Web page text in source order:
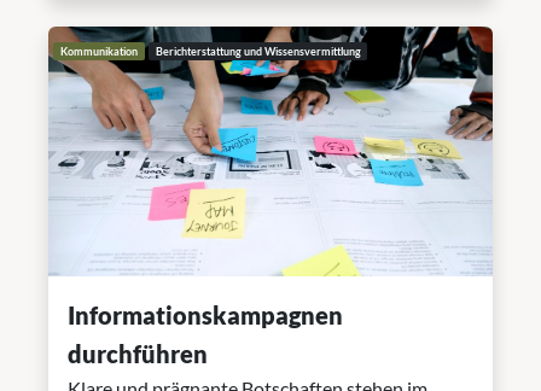
Kommunikation Berichterstattung und Wissensvermittlung
Informationskampagnen
durchführen